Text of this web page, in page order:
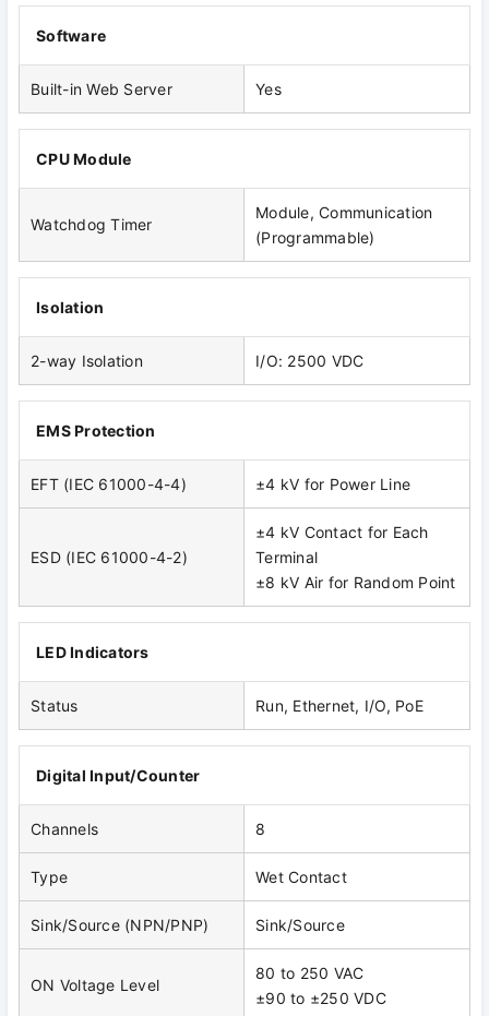
Software
Built-in Web Server Yes
CPU Module
Watchdog Timer
Module, Communication
(Programmable)
Isolation
2-way Isolation I/O: 2500 VDC
EMS Protection
EFT (IEC 61000-4-4) ±4 kV for Power Line
ESD (IEC 61000-4-2)
±4 kV Contact for Each
Terminal
±8 kV Air for Random Point
LED Indicators
Status Run, Ethernet, I/O, PoE
Digital Input/Counter
Channels 8
Type Wet Contact
Sink/Source (NPN/PNP) Sink/Source
ON Voltage Level
80 to 250 VAC
±90 to ±250 VDC